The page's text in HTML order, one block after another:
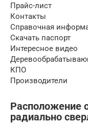
Прайс-лист
Контакты
Справочная
Скачать паспорт
Интересное видео
КПО
Производители
Расположение
радиально